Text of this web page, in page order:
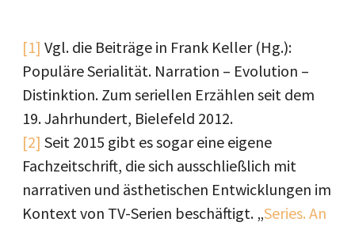
[1] Vgl. die Beiträge in Frank Keller (Hg.):
Populäre Serialität. Narration – Evolution –
Distinktion. Zum seriellen Erzählen seit dem
19. Jahrhundert, Bielefeld 2012.
[2] Seit 2015 gibt es sogar eine eigene
Fachzeitschrift, die sich ausschließlich mit
narrativen und ästhetischen Entwicklungen im
Kontext von TV-Serien beschäftigt. „Series. An